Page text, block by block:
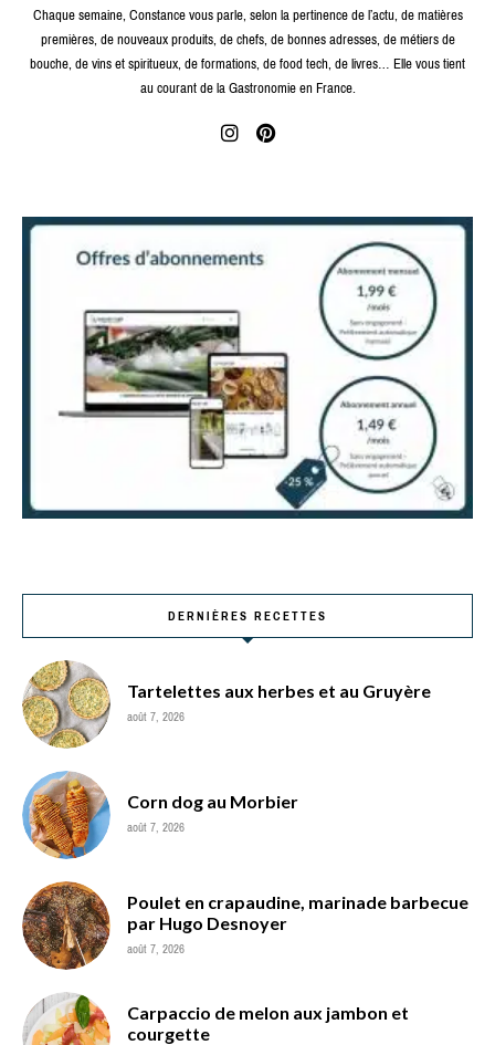
Chaque semaine, Constance vous parle, selon la pertinence de l’actu, de matières
premières, de nouveaux produits, de chefs, de bonnes adresses, de métiers de
bouche, de vins et spiritueux, de formations, de food tech, de livres… Elle vous tient
au courant de la Gastronomie en France.
DERNIÈRES RECETTES
Tartelettes aux herbes et au Gruyère
août 7, 2026
Corn dog au Morbier
août 7, 2026
Poulet en crapaudine, marinade barbecue
par Hugo Desnoyer
août 7, 2026
Carpaccio de melon aux jambon et
courgette